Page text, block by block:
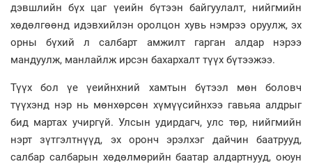
дэвшлийн бүх цаг үеийн бүтээн байгуулалт, нийгмийн
хөдөлгөөнд идэвхийлэн оролцон хувь нэмрээ оруулж, эх
орны бүхий л салбарт амжилт гарган алдар нэрээ
мандуулж, манлайлж ирсэн бахархалт түүх бүтээжээ.
Түүх бол үе үеийнхний хамтын бүтээл мөн боловч
түүхэнд нэр нь мөнхөрсөн хүмүүсийнхээ гавьяа алдрыг
бид мартах учиргүй. Улсын удирдагч, улс төр, нийгмийн
нэрт зүтгэлтнүүд, эх оронч эрэлхэг дайчин баатрууд,
салбар салбарын хөдөлмөрийн баатар алдартнууд, оюун